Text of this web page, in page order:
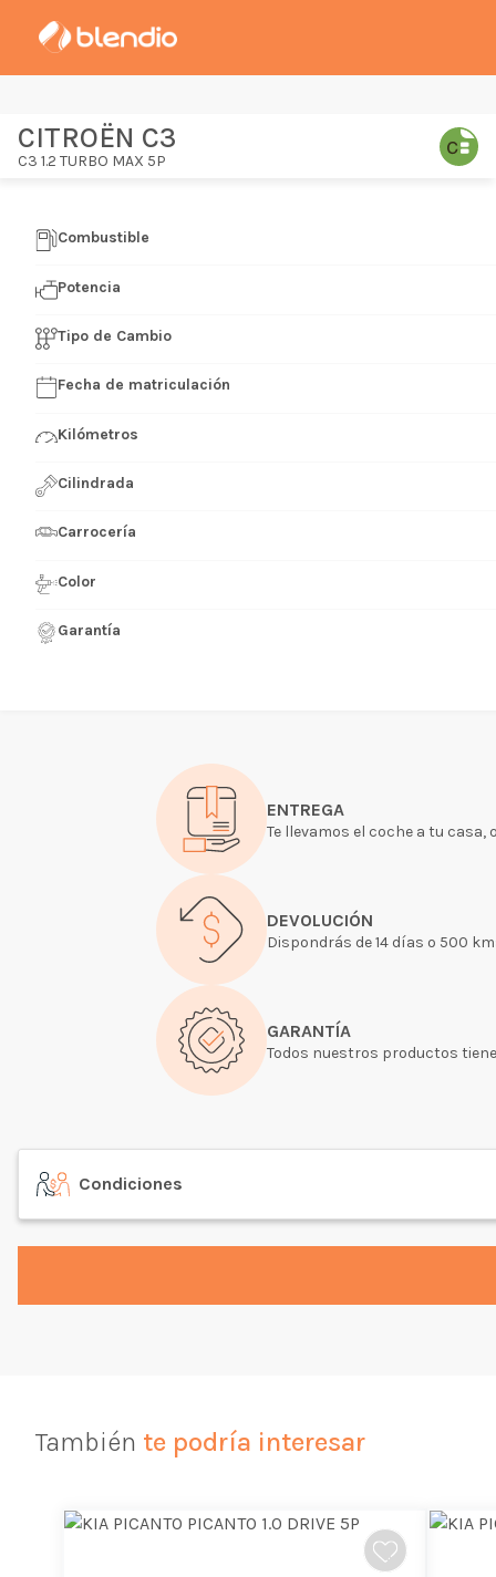
CITROËN C3
C3 1.2 TURBO MAX 5P
ENTREGA
Te llevamos el coche a tu casa,
DEVOLUCIÓN
Dispondrás de 14 días o 500
GARANTÍA
Todos nuestros productos
Condiciones
Combustible
Potencia
Tipo de Cambio
Fecha de matriculación
Kilómetros
Cilindrada
Carrocería
Color
Garantía
También te podría interesar